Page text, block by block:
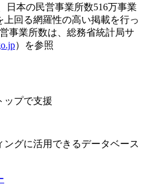
日本の民営事業所数516万事業
上回る網羅性の高い掲載を行っ
事業所数は、総務省統計局サ
）を参照
ップで支援
グに活用できるデータベース